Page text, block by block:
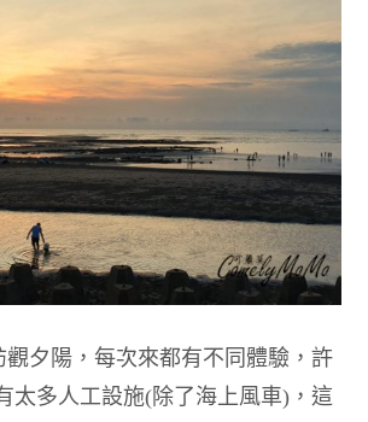
觀夕陽，每次來都有不同體驗，許
太多人工設施(除了海上風車) ，這